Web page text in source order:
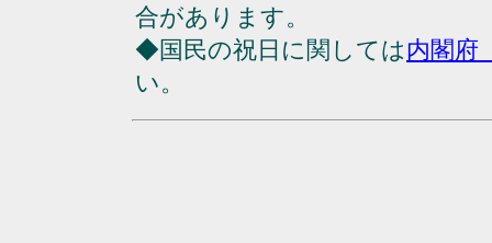
合があります。
◆国民の祝日に関しては内閣府
い。